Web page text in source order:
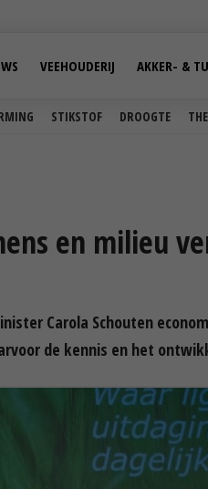
STIKSTOF DROOGTE
VEEHOUDERIJ AKKER- &
en milieu
Carola Schouten
de kennis en het